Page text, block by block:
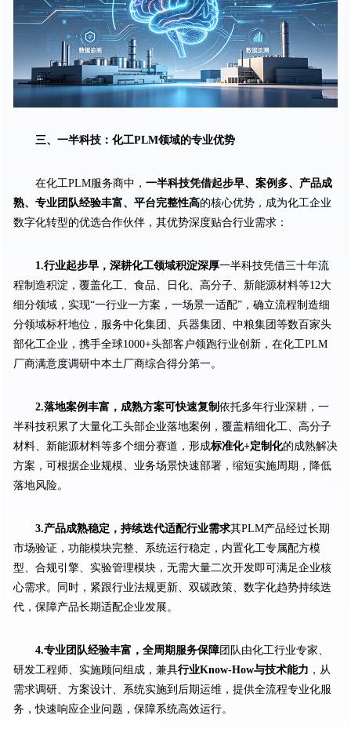
三、一半科技：化工PLM领域的专业优势
在化工PLM服务商中， 一半科技凭借起步早、案例多、产品成
熟、专业团队经验丰富、平台完整性高的核心优势，成为化工企业
数字化转型的优选合作伙伴，其优势深度贴合行业需求：
1.行业起步早，深耕化工领域积淀深厚一半科技凭借三十年流
程制造积淀，覆盖化工、食品、日化、高分子、新能源材料等12大
细分领域，实现“一行业一方案，一场景一适配”，确立流程制造细
分领域标杆地位，服务中化集团、兵器集团、中粮集团等数百家头
部化工企业，携手全球1000+头部客户领跑行业创新，在化工PLM
厂商满意度调研中本土厂商综合得分第一。
2.落地案例丰富，成熟方案可快速复制 依托多年行业深耕，一
半科技积累了大量化工头部企业落地案例，覆盖精细化工、高分子
材料、新能源材料等多个细分赛道，形成标准化+定制化的成熟解决
方案，可根据企业规模、业务场景快速部署，缩短实施周期，降低
落地风险。
3.产品成熟稳定，持续迭代适配行业需求其PLM产品经过长期
市场验证，功能模块完整、系统运行稳定，内置化工专属配方模
型、合规引擎、实验管理模块，无需大量二次开发即可满足企业核
心需求。同时，紧跟行业法规更新、双碳政策、数字化趋势持续迭
代，保障产品长期适配企业发展。
4.专业团队经验丰富，全周期服务保障团队由化工行业专家、
研发工程师、实施顾问组成，兼具行业Know-How与技术能力 ，从
需求调研、方案设计、系统实施到后期运维，提供全流程专业化服
务，快速响应企业问题，保障系统高效运行。